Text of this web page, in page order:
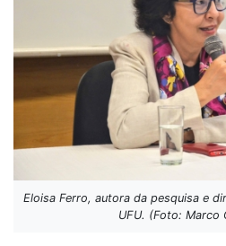
Eloisa Ferro, autora da pesquisa e
UFU. (Foto: Marco